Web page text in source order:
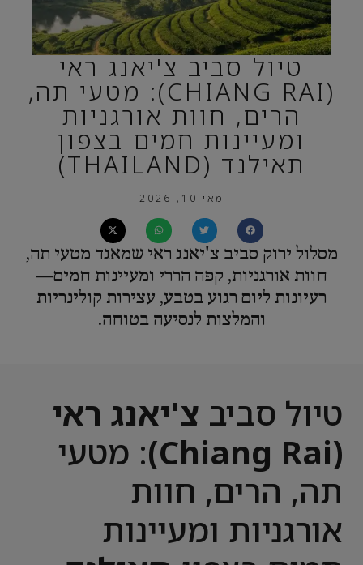
טיול סביב צ'יאנג ראי
(CHIANG RAI): מטעי תה,
הרים, חוות אורגניות
ומעיינות חמים בצפון
תאילנד (THAILAND)
מאי 10, 2026
מסלול ירוק סביב צ'יאנג ראי שמאגד מטעי תה,
חוות אורגניות, קפה הררי ומעיינות חמים—
רעיונות ליום רגוע בטבע, עצירות קולינריות
והמלצות לנסיעה בטוחה.
טיול סביב צ'יאנג ראי
(Chiang Rai)
: מטעי
תה, הרים, חוות
אורגניות ומעיינות